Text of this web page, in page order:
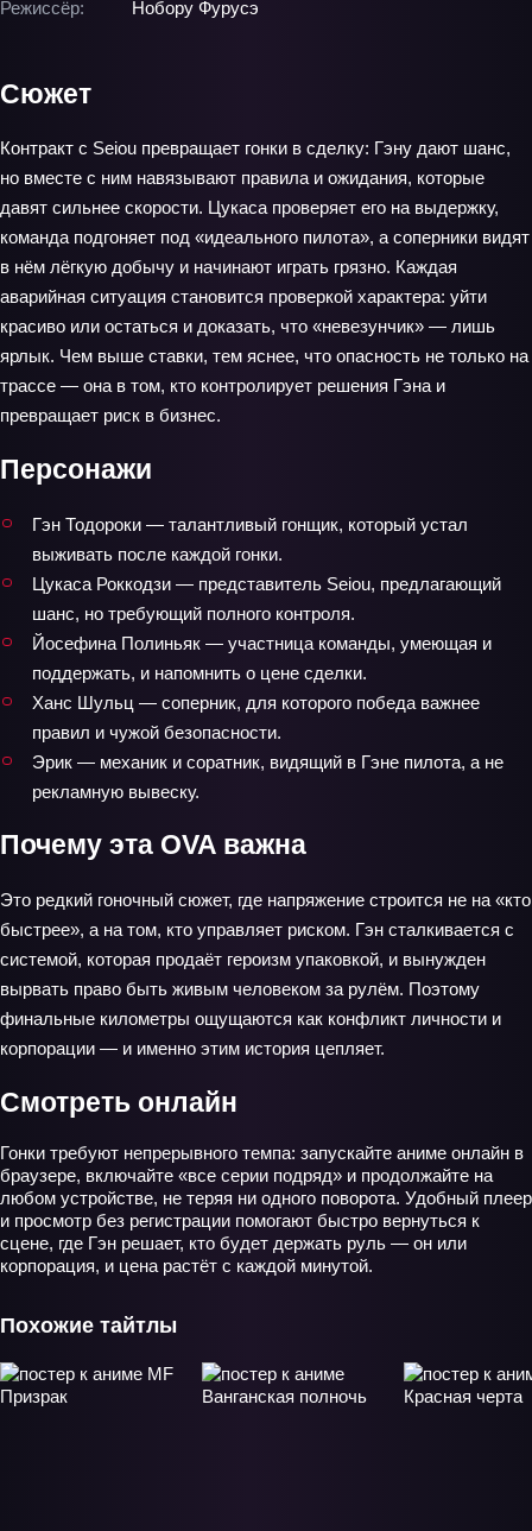
Режиссёр: Нобору Фурусэ
Сюжет
Контракт с Seiou превращает гонки в сделку: Гэну дают шанс,
но вместе с ним навязывают правила и ожидания, которые
давят сильнее скорости. Цукаса проверяет его на выдержку,
команда подгоняет под «идеального пилота», а соперники видят
в нём лёгкую добычу и начинают играть грязно. Каждая
аварийная ситуация становится проверкой характера: уйти
красиво или остаться и доказать, что «невезунчик» — лишь
ярлык. Чем выше ставки, тем яснее, что опасность не только на
трассе — она в том, кто контролирует решения Гэна и
превращает риск в бизнес.
Персонажи
Гэн Тодороки — талантливый гонщик, который устал
выживать после каждой гонки.
Цукаса Роккодзи — представитель Seiou, предлагающий
шанс, но требующий полного контроля.
Йосефина Полиньяк — участница команды, умеющая и
поддержать, и напомнить о цене сделки.
Ханс Шульц — соперник, для которого победа важнее
правил и чужой безопасности.
Эрик — механик и соратник, видящий в Гэне пилота, а не
рекламную вывеску.
Почему эта OVA важна
Это редкий гоночный сюжет, где напряжение строится не на «кто
быстрее», а на том, кто управляет риском. Гэн сталкивается с
системой, которая продаёт героизм упаковкой, и вынужден
вырвать право быть живым человеком за рулём. Поэтому
финальные километры ощущаются как конфликт личности и
корпорации — и именно этим история цепляет.
Смотреть онлайн
Гонки требуют непрерывного темпа: запускайте аниме онлайн в
браузере, включайте «все серии подряд» и продолжайте на
любом устройстве, не теряя ни одного поворота. Удобный плеер
и просмотр без регистрации помогают быстро вернуться к
сцене, где Гэн решает, кто будет держать руль — он или
корпорация, и цена растёт с каждой минутой.
Похожие тайтлы